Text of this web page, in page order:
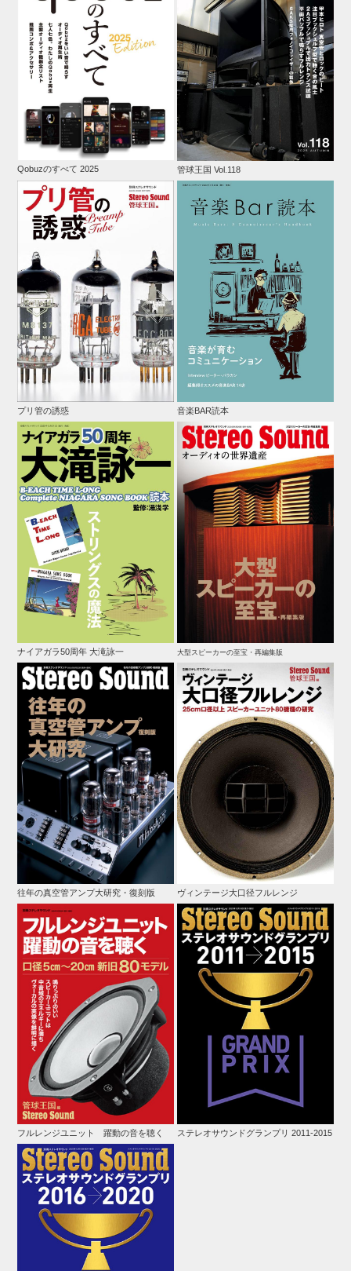
Qobuzのすべて 2025 管球王国 Vol.118
プリ管の誘惑 音楽BAR読本
ナイアガラ50周年 大滝詠一 大型スピーカーの至宝・再編集版
往年の真空管アンプ大研究・復刻版 ヴィンテージ大口径フルレンジ
フルレンジユニット 躍動の音を聴く ステレオサウンドグランプリ 2011-2015